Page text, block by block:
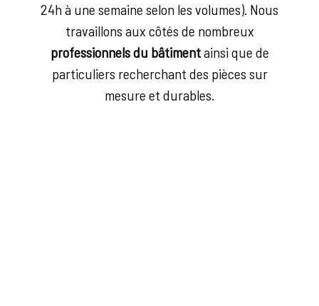
24h à une semaine selon les volumes). Nous
travaillons aux côtés de nombreux
professionnels du bâtimentainsi que de
particuliers recherchant des pièces sur
mesure et durables.